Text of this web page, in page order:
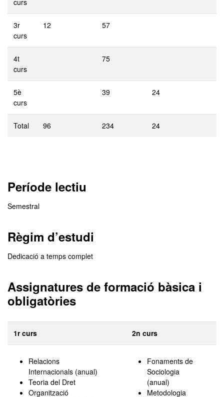
curs
3r
curs
12 57
4t
curs
75
5è
curs
39 24
Total 96 234 24
Període lectiu
Semestral
Règim d’estudi
Dedicació a temps complet
Assignatures de formació bàsica i
obligatòries
1r curs 2n curs
Relacions
Internacionals (anual)
Teoria del Dret
Organització
Fonaments de
Sociologia
(anual)
Metodologia